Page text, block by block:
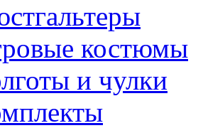
костюмы
и чулки